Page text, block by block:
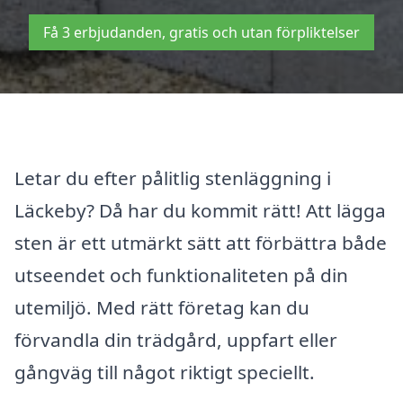
Få 3 erbjudanden, gratis och utan förpliktelser
Letar du efter pålitlig stenläggning i
Läckeby? Då har du kommit rätt! Att lägga
sten är ett utmärkt sätt att förbättra både
utseendet och funktionaliteten på din
utemiljö. Med rätt företag kan du
förvandla din trädgård, uppfart eller
gångväg till något riktigt speciellt.